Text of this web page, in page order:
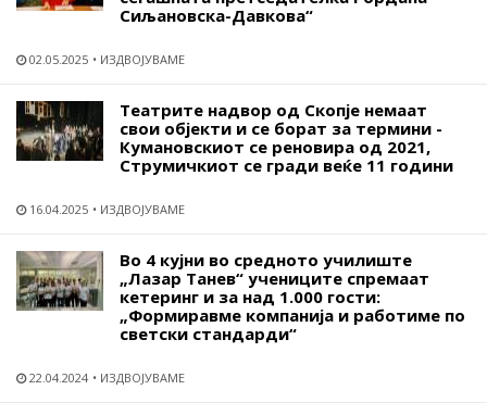
Сиљановска-Давкова“
02.05.2025 ИЗДВОЈУВАМЕ
Театрите надвор од Скопје немаат
свои објекти и се борат за термини -
Кумановскиот се реновира од 2021,
Струмичкиот се гради веќе 11 години
16.04.2025 ИЗДВОЈУВАМЕ
Во 4 кујни во средното училиште
„Лазар Танев“ учениците спремаат
кетеринг и за над 1.000 гости:
„Формиравме компанија и работиме по
светски стандарди“
22.04.2024 ИЗДВОЈУВАМЕ